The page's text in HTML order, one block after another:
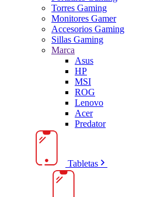
Torres Gaming
Monitores Gamer
Accesorios Gaming
Sillas Gaming
Marca
Asus
HP
MSI
ROG
Lenovo
Acer
Predator
Tabletas